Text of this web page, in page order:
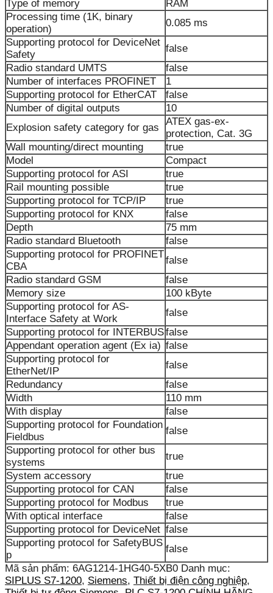
Type of memory
RAM
Processing time (1K, binary
operation)
0.085 ms
Supporting protocol for DeviceNet
Safety
false
Radio standard UMTS
false
Number of interfaces PROFINET
1
Supporting protocol for EtherCAT
false
Number of digital outputs
10
Explosion safety category for gas
ATEX gas-ex-
protection, Cat. 3G
Wall mounting/direct mounting
true
Model
Compact
Supporting protocol for ASI
true
Rail mounting possible
true
Supporting protocol for TCP/IP
true
Supporting protocol for KNX
false
Depth
75 mm
Radio standard Bluetooth
false
Supporting protocol for PROFINET
CBA
false
Radio standard GSM
false
Memory size
100 kByte
Supporting protocol for AS-
Interface Safety at Work
false
Supporting protocol for INTERBUSfalse
Appendant operation agent (Ex ia) false
Supporting protocol for
EtherNet/IP
false
Redundancy
false
Width
110 mm
With display
false
Supporting protocol for Foundation
Fieldbus
false
Supporting protocol for other bus
systems
true
System accessory
true
Supporting protocol for CAN
false
Supporting protocol for Modbus
true
With optical interface
false
Supporting protocol for DeviceNet false
Supporting protocol for SafetyBUS
p
false
Mã sản phẩm: 6AG1214-1HG40-5XB0 Danh mục:
SIPLUS S7-1200, Siemens, Thiết bị điện công nghiệp,